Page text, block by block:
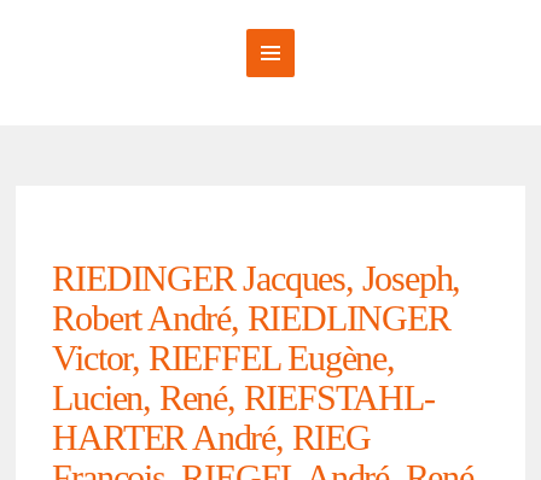
RIEDINGER Jacques, Joseph,
Robert André, RIEDLINGER
Victor, RIEFFEL Eugène,
Lucien, René, RIEFSTAHL-
HARTER André, RIEG